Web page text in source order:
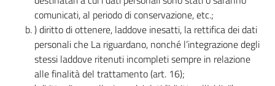
comunicati, al periodo di conservazione, etc.;
) diritto di ottenere, laddove inesatti, la rettifica dei dati
personali che La riguardano, nonché l’integrazione degli
stessi laddove ritenuti incompleti sempre in relazione
alle finalità del trattamento (art. 16);